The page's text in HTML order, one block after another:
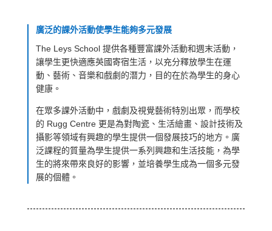
廣泛的課外活動使學生能夠多元發展
The Leys School 提供各種豐富課外活動和週末活動，
讓學生更快適應英國寄宿生活，以充分釋放學生在運
動、藝術、音樂和戲劇的潛力，目的在於為學生的身心
健康。
在眾多課外活動中，戲劇及視覺藝術特別出眾，而學校
的 Rugg Centre 更是為對陶瓷、生活繪畫、設計技術及
攝影等領域有興趣的學生提供一個發展技巧的地方。廣
泛課程的質量為學生提供一系列興趣和生活技能，為學
生的將來帶來良好的影響，並培養學生成為一個多元發
展的個體。